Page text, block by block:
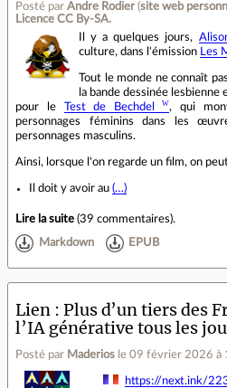
Posté par Andre Rodier (site web
Licence CC By‑SA.
Il y a quelques jours,
culture, dans l'émission
Les
Tout le monde ne connaît
la bande dessinée
pour le Test de Bechdel
, qui
personnages féminins dans les
personnages masculins.
Ainsi, lorsque l'on regarde un film, on
Il doit y avoir au (…)
Lire la suite (39 commentaires).
Markdown EPUB
Lien
Plus d’un tiers des
l’IA générative tous les
Posté par Maderios le 09 février 2026 à
https://next.ink/